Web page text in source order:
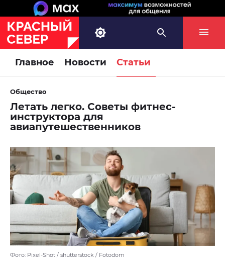
Главное Новости Статьи
Общество
Летать легко. Советы фитнес-
инструктора для
авиапутешественников
Фото: Pixel-Shot / shutterstock / Fotodom